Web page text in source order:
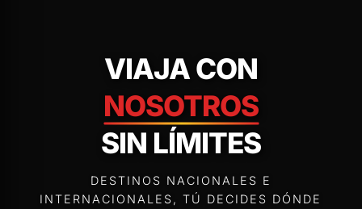
VIAJA CON
NOSOTROS
SIN LÍMITES
DESTINOS NACIONALES E
INTERNACIONALES, TÚ DECIDES DÓNDE